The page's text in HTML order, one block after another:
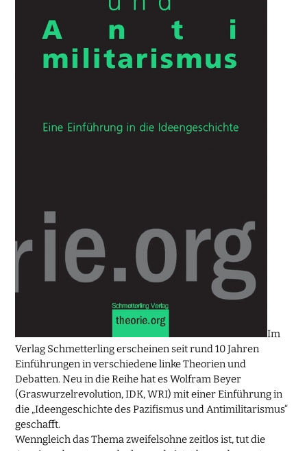
Im
Verlag Schmetterling erscheinen seit rund 10 Jahren
Einführungen in verschiedene linke Theorien und
Debatten. Neu in die Reihe hat es Wolfram Beyer
(Graswurzelrevolution, IDK, WRI) mit einer Einführung in
die „Ideengeschichte des Pazifismus und Antimilitarismus“
geschafft.
Wenngleich das Thema zweifelsohne zeitlos ist, tut die